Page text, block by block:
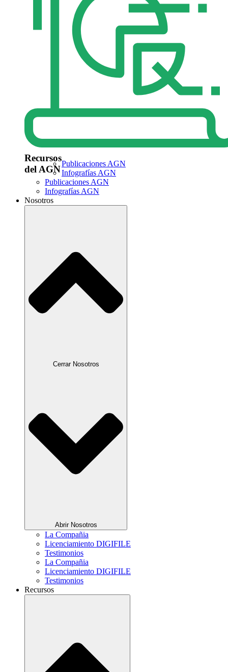
Recursos
del AGN
Publicaciones AGN
Infografías AGN
Publicaciones AGN
Infografías AGN
Nosotros
Cerrar Nosotros
Abrir Nosotros
La Compañia
Licenciamiento DIGIFILE
Testimonios
La Compañia
Licenciamiento DIGIFILE
Testimonios
Recursos